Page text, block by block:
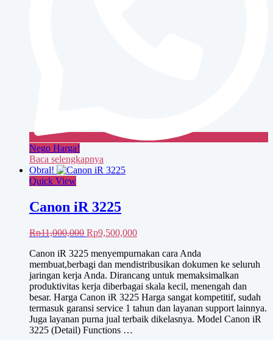
Nego Harga!
Baca selengkapnya
Obral!
Quick View
Canon iR 3225
Rp11,000,000 Harga
adalah:
Rp11,000,000.
Rp9,500,000Harga
ini
adalah:
Rp9,500,000.
Canon iR 3225 menyempurnakan cara Anda
membuat,berbagi dan mendistribusikan dokumen ke seluruh
jaringan kerja Anda. Dirancang untuk memaksimalkan
produktivitas kerja diberbagai skala kecil, menengah dan
besar. Harga Canon iR 3225 Harga sangat kompetitif, sudah
termasuk garansi service 1 tahun dan layanan support lainnya.
Juga layanan purna jual terbaik dikelasnya. Model Canon iR
3225 (Detail) Functions …